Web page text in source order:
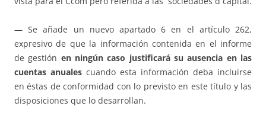
— Se añade un nuevo apartado 6 en el artículo 262,
expresivo de que la información contenida en el informe
de gestión en ningún caso justificará su ausencia en las
cuentas anuales cuando esta información deba incluirse
en éstas de conformidad con lo previsto en este título y las
disposiciones que lo desarrollan.